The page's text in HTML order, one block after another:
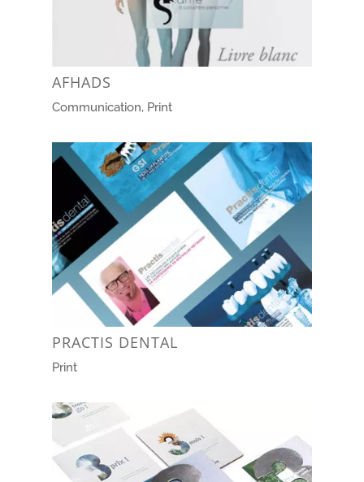
AFHADS
Communication, Print
PRACTIS DENTAL
Print